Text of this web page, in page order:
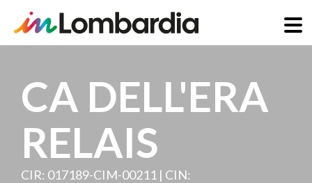
InhaltCA DELL'ERA
RELAIS
CIR: 017189-CIM-00211 | CIN: